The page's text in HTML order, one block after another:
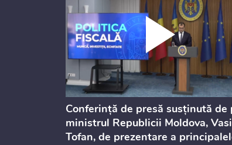
Conferință de presă susținută de
ministrul Republicii Moldova,
Tofan, de prezentare a